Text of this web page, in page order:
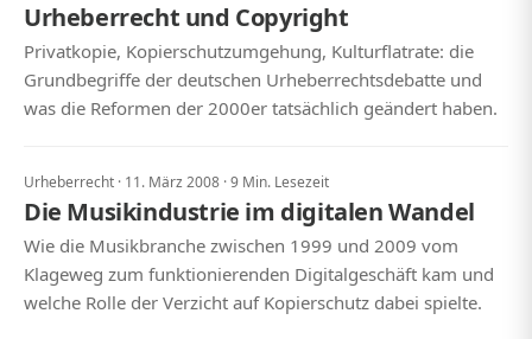
Urheberrecht und Copyright
Privatkopie, Kopierschutzumgehung, Kulturflatrate: die
Grundbegriffe der deutschen Urheberrechtsdebatte und
was die Reformen der 2000er tatsächlich geändert haben.
Urheberrecht · 11. März 2008 · 9 Min. Lesezeit
Die Musikindustrie im digitalen Wandel
Wie die Musikbranche zwischen 1999 und 2009 vom
Klageweg zum funktionierenden Digitalgeschäft kam und
welche Rolle der Verzicht auf Kopierschutz dabei spielte.